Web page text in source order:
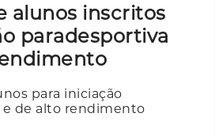
alunos inscritos
paradesportiva
para iniciação
e de alto rendimento